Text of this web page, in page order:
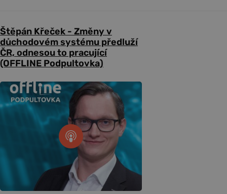
Štěpán Křeček - Změny v
důchodovém systému předluží
ČR, odnesou to pracující
(OFFLINE Podpultovka)